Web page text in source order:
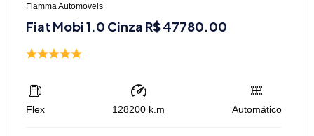
Flamma Automoveis
Fiat Mobi 1.0 Cinza R$ 47780.00
Flex 128200 k.m Automático